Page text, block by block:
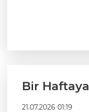
Bir
21.07.2026 01:19